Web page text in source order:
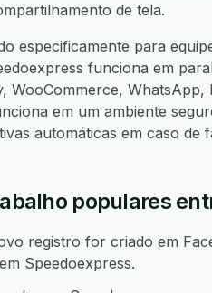
de tela.
especificamente para
funciona em
WooCommerce,
em um ambiente
automáticas em caso de
populares
registro for criado em
Speedoexpress.